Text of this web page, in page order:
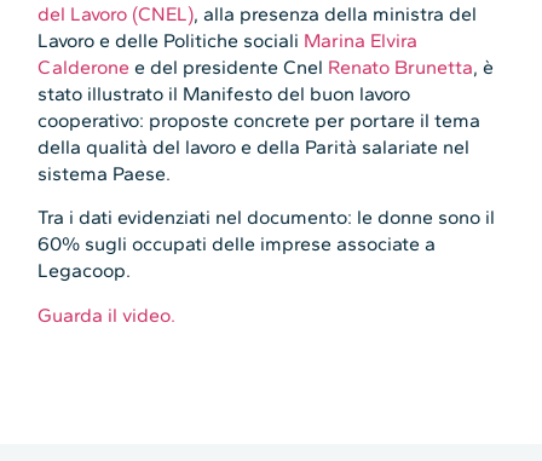
del Lavoro (CNEL), alla presenza della ministra del
Lavoro e delle Politiche sociali Marina Elvira
Calderone e del presidente Cnel Renato Brunetta, è
stato illustrato il Manifesto del buon lavoro
cooperativo: proposte concrete per portare il tema
della qualità del lavoro e della Parità salariate nel
sistema Paese.
Tra i dati evidenziati nel documento: le donne sono il
60% sugli occupati delle imprese associate a
Legacoop.
Guarda il video.